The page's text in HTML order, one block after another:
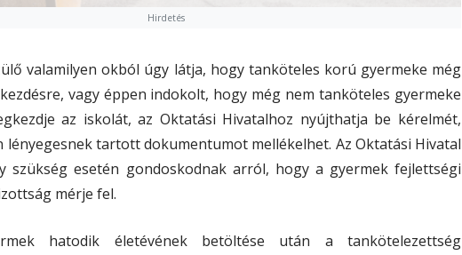
Hirdetés
valamilyen okból úgy látja, hogy tanköteles korú gyermeke még
vagy éppen indokolt, hogy még nem tanköteles gyermeke
az iskolát, az Oktatási Hivatalhoz nyújthatja be kérelmét,
lényegesnek tartott dokumentumot mellékelhet. Az Oktatási Hivatal
szükség esetén gondoskodnak arról, hogy a gyermek fejlettségi
mérje fel.
hatodik életévének betöltése után a tankötelezettség